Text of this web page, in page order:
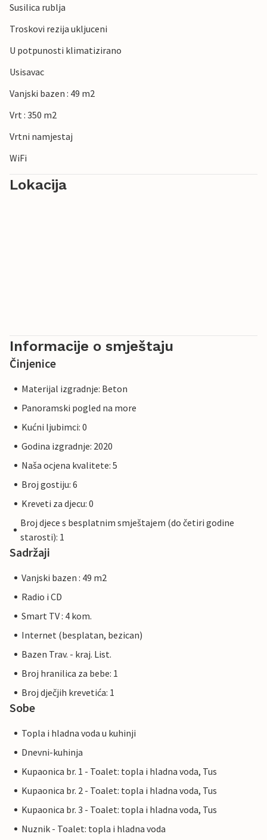
Susilica rublja
Troskovi rezija ukljuceni
U potpunosti klimatizirano
Usisavac
Vanjski bazen : 49 m2
Vrt : 350 m2
Vrtni namjestaj
WiFi
Lokacija
Informacije o smještaju
Činjenice
Materijal izgradnje: Beton
Panoramski pogled na more
Kućni ljubimci: 0
Godina izgradnje: 2020
Naša ocjena kvalitete: 5
Broj gostiju: 6
Kreveti za djecu: 0
Broj djece s besplatnim smještajem (do četiri godine
starosti): 1
Sadržaji
Vanjski bazen : 49 m2
Radio i CD
Smart TV : 4 kom.
Internet (besplatan, bezican)
Bazen Trav. - kraj. List.
Broj hranilica za bebe: 1
Broj dječjih krevetića: 1
Sobe
Topla i hladna voda u kuhinji
Dnevni-kuhinja
Kupaonica br. 1 - Toalet: topla i hladna voda, Tus
Kupaonica br. 2 - Toalet: topla i hladna voda, Tus
Kupaonica br. 3 - Toalet: topla i hladna voda, Tus
Nuznik - Toalet: topla i hladna voda